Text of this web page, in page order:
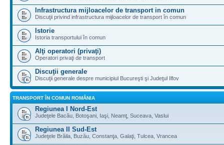
Infrastructura mijloacelor de transport in comun
Discuţii privind infrastructura mijloacelor de transport în comun
Istorie
Istoria transportului în comun
Alţi operatori (privaţi)
Operatori privaţi de transport
Discuţii generale
Discuţii generale despre municipiul Bucureşti şi Judeţul Ilfov
TRANSPORT ÎN COMUN ROMÂNIA
Regiunea I Nord-Est
Judeţele Bacău, Botoşani, Iaşi, Neamţ, Suceava, Vaslui
Regiunea II Sud-Est
Judeţele Brăila, Buzău, Constanţa, Galaţi, Tulcea, Vrancea